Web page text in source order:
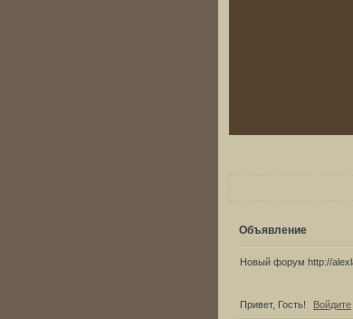
Объявление
Новый форум http://
Привет, Гость! Войдите